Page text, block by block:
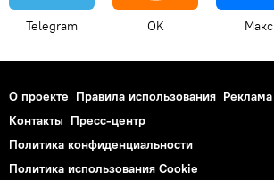
Telegram OK Макс
О проекте Правила использования Реклама
Контакты Пресс-центр
Политика конфиденциальности
Политика использования Cookie